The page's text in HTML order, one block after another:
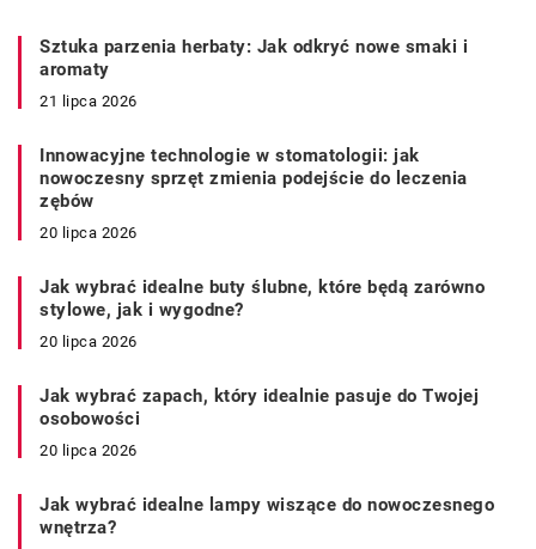
Sztuka parzenia herbaty: Jak odkryć nowe smaki i
aromaty
21 lipca 2026
Innowacyjne technologie w stomatologii: jak
nowoczesny sprzęt zmienia podejście do leczenia
zębów
20 lipca 2026
Jak wybrać idealne buty ślubne, które będą zarówno
stylowe, jak i wygodne?
20 lipca 2026
Jak wybrać zapach, który idealnie pasuje do Twojej
osobowości
20 lipca 2026
Jak wybrać idealne lampy wiszące do nowoczesnego
wnętrza?